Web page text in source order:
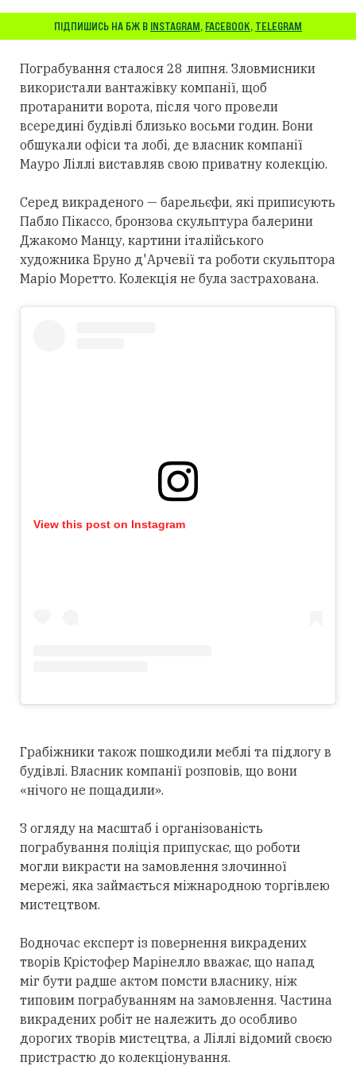
ПІДПИШИСЬ НА БЖ В INSTAGRAM, FACEBOOK, TELEGRAM
Пограбування сталося 28 липня. Зловмисники
використали вантажівку компанії, щоб
протаранити ворота, після чого провели
всередині будівлі близько восьми годин. Вони
обшукали офіси та лобі, де власник компанії
Мауро Ліллі виставляв свою приватну колекцію.
Серед викраденого — барельєфи, які приписують
Пабло Пікассо, бронзова скульптура балерини
Джакомо Манцу, картини італійського
художника Бруно д'Арчевії та роботи скульптора
Маріо Моретто. Колекція не була застрахована.
View this post on Instagram
Грабіжники також пошкодили меблі та підлогу в
будівлі. Власник компанії розповів, що вони
«нічого не пощадили».
З огляду на масштаб і організованість
пограбування поліція припускає, що роботи
могли викрасти на замовлення злочинної
мережі, яка займається міжнародною торгівлею
мистецтвом.
Водночас експерт із повернення викрадених
творів Крістофер Марінелло вважає, що напад
міг бути радше актом помсти власнику, ніж
типовим пограбуванням на замовлення. Частина
викрадених робіт не належить до особливо
дорогих творів мистецтва, а Ліллі відомий своєю
пристрастю до колекціонування.